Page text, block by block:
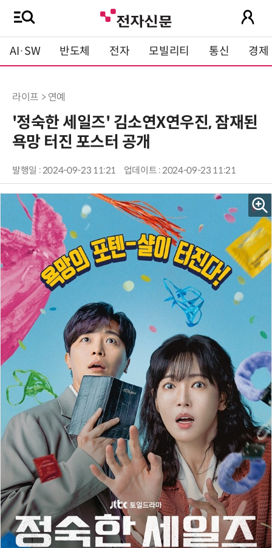
AI·SW 반도체 전자 모빌리티 통신 경제
라이프 > 연예
'정숙한 세일즈' 김소연X연우진, 잠재된
욕망 터진 포스터 공개
발행일 : 2024-09-23 11:21 업데이트 : 2024-09-23 11:21